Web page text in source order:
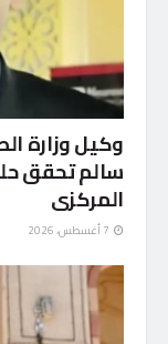
وكيل وزارة
سالم تحقق
المركزى